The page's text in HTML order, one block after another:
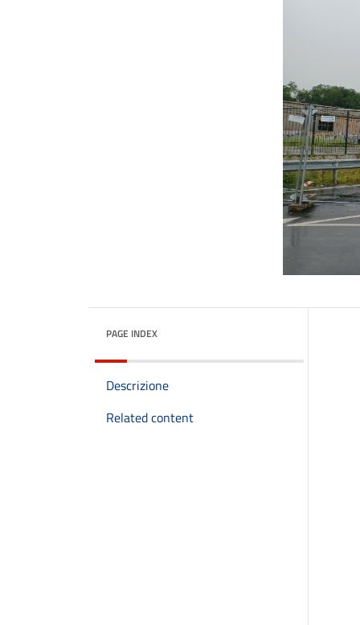
PAGE INDEX
Descrizione
Related content